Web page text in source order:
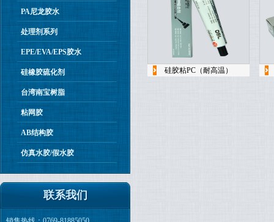
PA尼龙胶水
处理剂系列
EPE/EVA/EPS胶水
硅橡胶硫化剂
台湾南宝树脂
粘网胶
AB结构胶
仿真水胶/假水胶
联系我们
硅胶粘PC（耐高温）